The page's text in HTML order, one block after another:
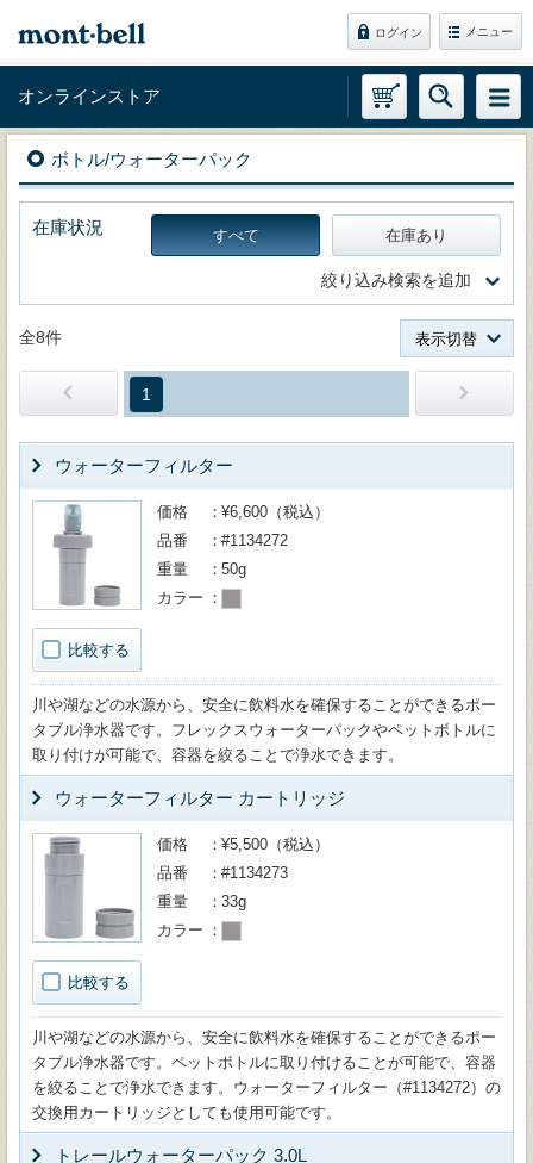
ログイン メニュー
オンラインストア
ボトル/ウォーターパック
在庫状況 すべて 在庫あり
絞り込み検索を追加
全8件 表示切替
1
ウォーターフィルター
比較する
価格
¥6,600（税込）
品番
#1134272
重量
50g
カラー
川や湖などの水源から、安全に飲料水を確保することができるポー
タブル浄水器です。フレックスウォーターパックやペットボトルに
取り付けが可能で、容器を絞ることで浄水できます。
ウォーターフィルター カートリッジ
比較する
価格
¥5,500（税込）
品番
#1134273
重量
33g
カラー
川や湖などの水源から、安全に飲料水を確保することができるポー
タブル浄水器です。ペットボトルに取り付けることが可能で、容器
を絞ることで浄水できます。ウォーターフィルター（#1134272）の
交換用カートリッジとしても使用可能です。
トレールウォーターパック 3.0L